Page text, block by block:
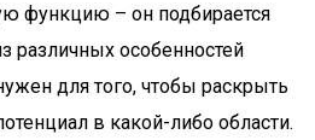
функцию – он подбирается
различных особенностей
для того, чтобы раскрыть
в какой-либо области.